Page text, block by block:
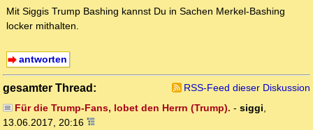
Mit Siggis Trump Bashing kannst Du in Sachen Merkel-Bashing
locker mithalten.
antworten
gesamter Thread:
RSS-Feed dieser Diskussion
Für die Trump-Fans, lobet den Herrn (Trump). - siggi,
13.06.2017, 20:16